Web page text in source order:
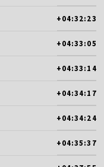
+04:32:23
+04:33:05
+04:33:14
+04:34:17
+04:34:24
+04:35:37